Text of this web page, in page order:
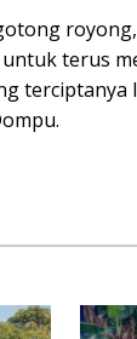
terus
terciptanya